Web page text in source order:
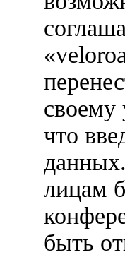
своему
что
лицам
быть